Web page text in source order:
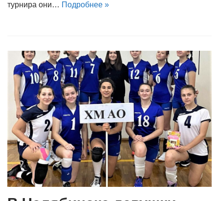
турнира они… Подробнее »